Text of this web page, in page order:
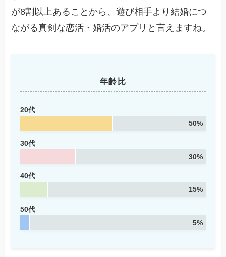
が8割以上あることから、遊び相手より結婚につ
ながる真剣な恋活・婚活のアプリと言えますね。
年齢比
20代
50%
30代
30%
40代
15%
50代
5%